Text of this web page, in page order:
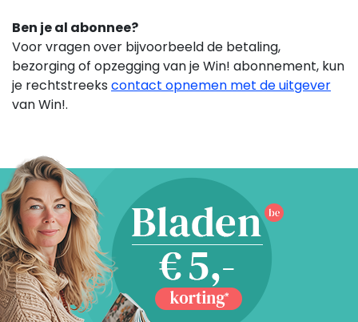
Ben je al abonnee?
Voor vragen over bijvoorbeeld de betaling,
bezorging of opzegging van je Win! abonnement, kun
je rechtstreeks contact opnemen met de uitgever
van Win!.